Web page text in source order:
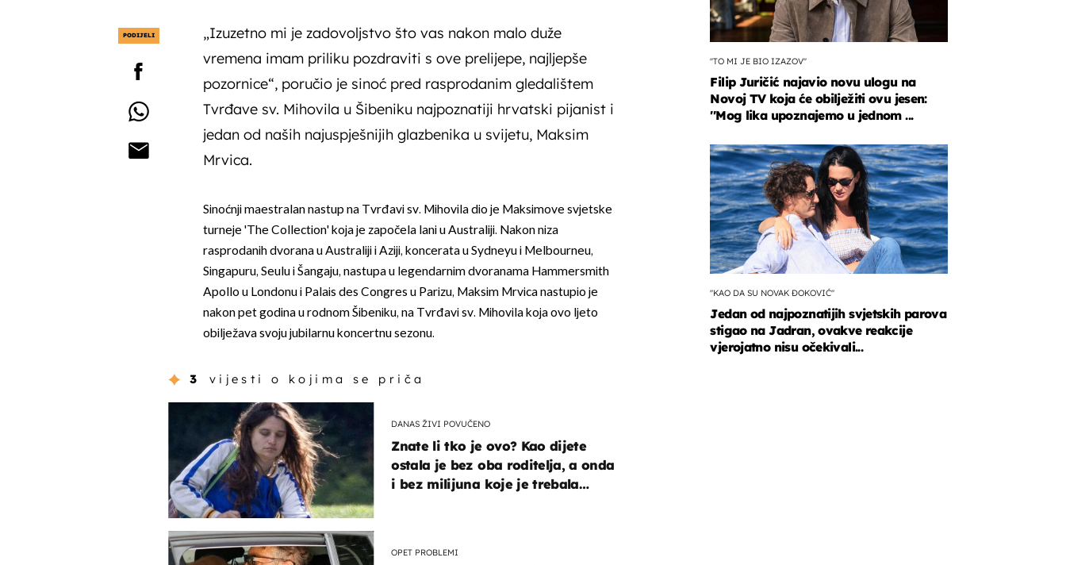
PODIJELI
„Izuzetno mi je zadovoljstvo što vas nakon malo duže
vremena imam priliku pozdraviti s ove prelijepe, najljepše
pozornice“, poručio je sinoć pred rasprodanim gledalištem
Tvrđave sv. Mihovila u Šibeniku najpoznatiji hrvatski pijanist i
jedan od naših najuspješnijih glazbenika u svijetu, Maksim
Mrvica.
Sinoćnji maestralan nastup na Tvrđavi sv. Mihovila dio je Maksimove svjetske
turneje 'The Collection' koja je započela lani u Australiji. Nakon niza
rasprodanih dvorana u Australiji i Aziji, koncerata u Sydneyu i Melbourneu,
Singapuru, Seulu i Šangaju, nastupa u legendarnim dvoranama Hammersmith
Apollo u Londonu i Palais des Congres u Parizu, Maksim Mrvica nastupio je
nakon pet godina u rodnom Šibeniku, na Tvrđavi sv. Mihovila koja ovo ljeto
obilježava svoju jubilarnu koncertnu sezonu.
3 vijesti o kojima se priča
DANAS ŽIVI POVUČENO
Znate li tko je ovo? Kao dijete
ostala je bez oba roditelja, a onda
i bez milijuna koje je trebala
OPET PROBLEMI
''TO MI JE BIO IZAZOV''
Filip Juričić najavio novu ulogu na
Novoj TV koja će obilježiti ovu jesen:
''Mog lika upoznajemo u jednom ...
"KAO DA SU NOVAK ĐOKOVIĆ"
Jedan od najpoznatijih svjetskih parova
stigao na Jadran, ovakve reakcije
vjerojatno nisu očekivali...